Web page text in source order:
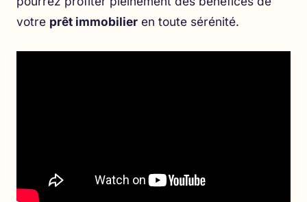
votre prêt immobilier en toute sérénité.